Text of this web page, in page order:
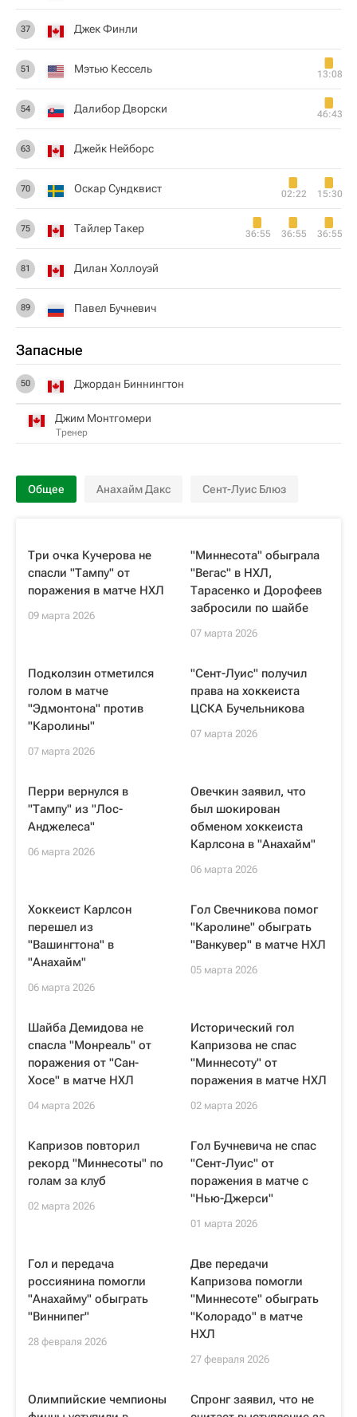
37 Джек Финли
51 Мэтью Кессель 13:08
54 Далибор Дворски 46:43
63 Джейк Нейборс
70 Оскар Сундквист 02:22 15:30
75 Тайлер Такер 36:55 36:55 36:55
81 Дилан Холлоуэй
89 Павел Бучневич
Запасные
50 Джордан Биннингтон
Джим Монтгомери
Тренер
Общее Анахайм Дакс Сент-Луис Блюз
Три очка Кучерова не
спасли "Тампу" от
поражения в матче НХЛ
09 марта 2026
"Миннесота" обыграла
"Вегас" в НХЛ,
Тарасенко и Дорофеев
забросили по шайбе
07 марта 2026
Подколзин отметился
голом в матче
"Эдмонтона" против
"Каролины"
07 марта 2026
"Сент-Луис" получил
права на хоккеиста
ЦСКА Бучельникова
07 марта 2026
Перри вернулся в
"Тампу" из "Лос-
Анджелеса"
06 марта 2026
Овечкин заявил, что
был шокирован
обменом хоккеиста
Карлсона в "Анахайм"
06 марта 2026
Хоккеист Карлсон
перешел из
"Вашингтона" в
"Анахайм"
06 марта 2026
Гол Свечникова помог
"Каролине" обыграть
"Ванкувер" в матче НХЛ
05 марта 2026
Шайба Демидова не
спасла "Монреаль" от
поражения от "Сан-
Хосе" в матче НХЛ
04 марта 2026
Исторический гол
Капризова не спас
"Миннесоту" от
поражения в матче НХЛ
02 марта 2026
Капризов повторил
рекорд "Миннесоты" по
голам за клуб
02 марта 2026
Гол Бучневича не спас
"Сент-Луис" от
поражения в матче с
"Нью-Джерси"
01 марта 2026
Гол и передача
россиянина помогли
"Анахайму" обыграть
"Виннипег"
28 февраля 2026
Две передачи
Капризова помогли
"Миннесоте" обыграть
"Колорадо" в матче
НХЛ
27 февраля 2026
Олимпийские чемпионы
Спронг заявил, что не